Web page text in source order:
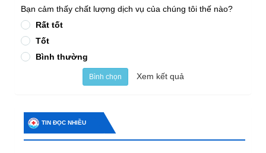
Bạn cảm thấy chất lượng dịch vụ của chúng tôi thế nào?
Rất tốt
Tốt
Bình thường
Bình chọn Xem kết quả
TIN ĐỌC NHIỀU